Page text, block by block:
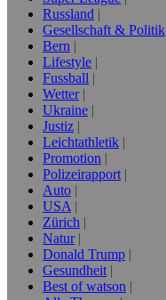
Russland
Gesellschaft & Politik
Bern
Lifestyle
Fussball
Wetter
Ukraine
Justiz
Leichtathletik
Promotion
Polizeirapport
Auto
USA
Zürich
Natur
Donald Trump
Gesundheit
Best of watson